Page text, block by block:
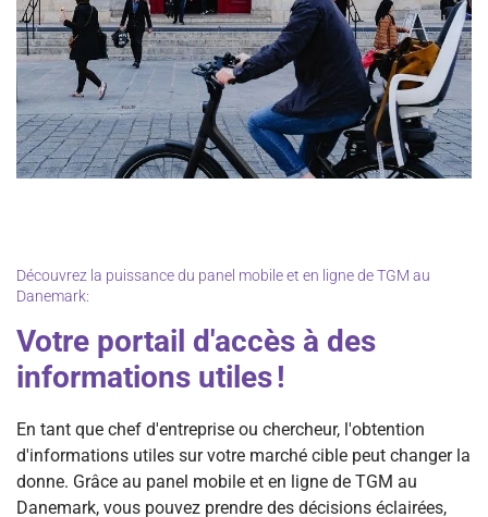
Découvrez la puissance du panel mobile et en ligne de TGM au
Danemark:
Votre portail d'accès à des
informations utiles !
En tant que chef d'entreprise ou chercheur, l'obtention
d'informations utiles sur votre marché cible peut changer la
donne. Grâce au panel mobile et en ligne de TGM au
Danemark, vous pouvez prendre des décisions éclairées,